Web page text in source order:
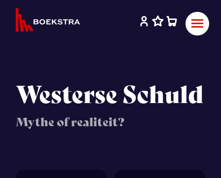
Westerse Schuld
Mythe of realiteit?